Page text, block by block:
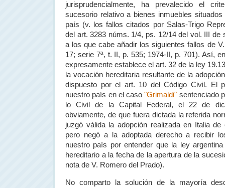
jurisprudencialmente, ha prevalecido el
sucesorio relativo a bienes inmuebles
país (v. los fallos citados por Salas-Trigo
del art. 3283 núms. 1/4, ps. 12/14 del vol. III
a los que cabe añadir los siguientes fallos de
17; serie 7ª, t. II, p. 535; 1974-II, p. 701). Así,
expresamente establece el art. 32 de la ley
la vocación hereditaria resultante de la
dispuesto por el art. 10 del Código Civil. El
nuestro país en el caso"Grimaldi" sentenciado
lo Civil de
la Capital Federal , el 22 de
obviamente, de que fuera dictada la referida
juzgó válida la adopción realizada en Italia
pero negó a la adoptada derecho a recibir
nuestro país por entender que la ley
hereditario a la fecha de la apertura de la
nota de V. Romero del Prado).
No comparto la solución de la mayoría